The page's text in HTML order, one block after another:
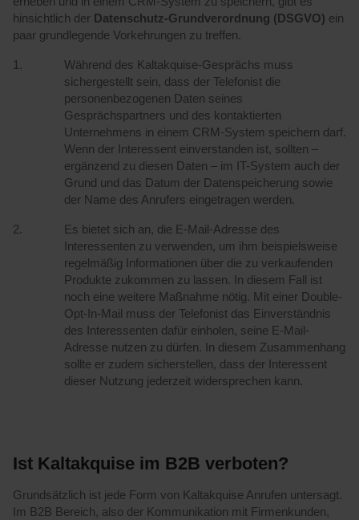
hinsichtlich der Datenschutz-Grundverordnung (DSGVO) ein
paar grundlegende Vorkehrungen zu treffen.
Während des Kaltakquise-Gesprächs muss
sichergestellt sein, dass der Telefonist die
personenbezogenen Daten seines
Gesprächspartners und des kontaktierten
Unternehmens in einem CRM-System speichern darf.
Wenn der Interessent einverstanden ist, sollten –
ergänzend zu diesen Daten – im IT-System auch der
Grund und das Datum der Datenspeicherung sowie
der Name des Anrufers eingetragen werden.
Es bietet sich an, die E-Mail-Adresse des
Interessenten zu verwenden, um ihm beispielsweise
regelmäßig Informationen über die zu verkaufenden
Produkte zukommen zu lassen. In diesem Fall ist
noch eine weitere Maßnahme nötig. Mit einer Double-
Opt-In-Mail muss der Telefonist das Einverständnis
des Interessenten dafür einholen, seine E-Mail-
Adresse nutzen zu dürfen. In diesem Zusammenhang
sollte er zudem sicherstellen, dass der Interessent
dieser Nutzung jederzeit widersprechen kann.
Ist Kaltakquise im B2B verboten?
Grundsätzlich ist jede Form von Kaltakquise Anrufen untersagt.
Im B2B Bereich, also der Kommunikation mit Firmenkunden,